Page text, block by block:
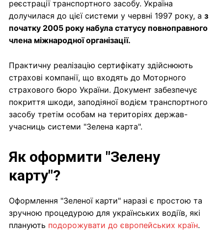
реєстрації транспортного засобу. Україна
долучилася до цієї системи у червні 1997 року, а з
початку 2005 року набула статусу повноправного
члена міжнародної організації.
Практичну реалізацію сертифікату здійснюють
страхові компанії, що входять до Моторного
страхового бюро України. Документ забезпечує
покриття шкоди, заподіяної водієм транспортного
засобу третім особам на територіях держав-
учасниць системи "Зелена карта".
Як оформити "Зелену
карту"?
Оформлення "Зеленої карти" наразі є простою та
зручною процедурою для українських водіїв, які
планують подорожувати до європейських країн.